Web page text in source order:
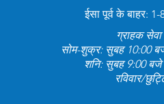
ईसा पूर्व के बाहर:
ग्राहक
सोम-शुक्र: सुबह 10:00
शनि: सुबह 9:00 बजे
रविवार/